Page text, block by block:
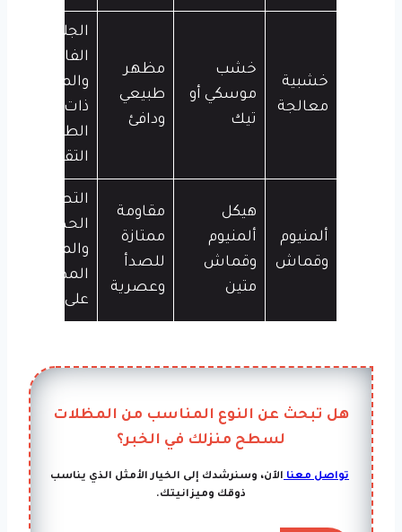
خشبية
معالجة
خشب
موسكي أو
تيك
مظهر
طبيعي
ودافئ
الجلسات
الفاخرة
والمنازل
ذات
الطابع
التقليدي
ألمنيوم
وقماش
هيكل
ألمنيوم
وقماش
متين
مقاومة
ممتازة
للصدأ
وعصرية
التصاميم
الحديثة
والمنازل
المطلة
على البحر
هل تبحث عن النوع المناسب من المظلات
لسطح منزلك في الخبر؟
تواصل معناالآن، وسنرشدك إلى الخيار الأمثل الذي يناسب
ذوقك وميزانيتك.